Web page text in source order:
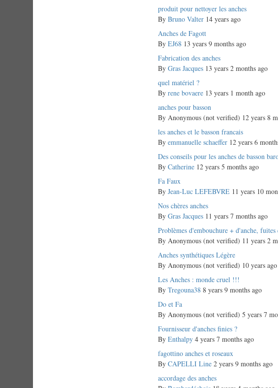
Normal
topic
produit pour nettoyer les anches
ByBruno Valter 14 years ago
Normal
topic
Anches de Fagott
ByEJ68 13 years 9 months ago
Normal
topic
Fabrication des anches
ByGras Jacques 13 years 2 months ago
Normal
topic
quel matériel ?
Byrene bovaere 13 years 1 month ago
Normal
topic
anches pour basson
ByAnonymous (not verified) 12 years 8
Normal
topic
les anches et le basson francais
Byemmanuelle schaeffer 12 years 6
Normal
topic
Des conseils pour les anches de basson
ByCatherine 12 years 5 months ago
Normal
topic
Fa Faux
ByJean-Luc LEFEBVRE 11 years 10
Normal
topic
Nos chères anches
ByGras Jacques 11 years 7 months ago
Normal
topic
Problèmes d'embouchure + d'anche,
ByAnonymous (not verified) 11 years 2
Normal
topic
Anches synthétiques Légère
ByAnonymous (not verified) 10 years ago
Normal
topic
Les Anches : monde cruel !!!
ByTregouna38 8 years 9 months ago
Normal
topic
Do et Fa
ByAnonymous (not verified) 5 years 7
Normal
topic
Fournisseur d'anches finies ?
ByEnthalpy 4 years 7 months ago
Normal
topic
fagottino anches et roseaux
ByCAPELLI Line 2 years 9 months ago
Normal
accordage des anches